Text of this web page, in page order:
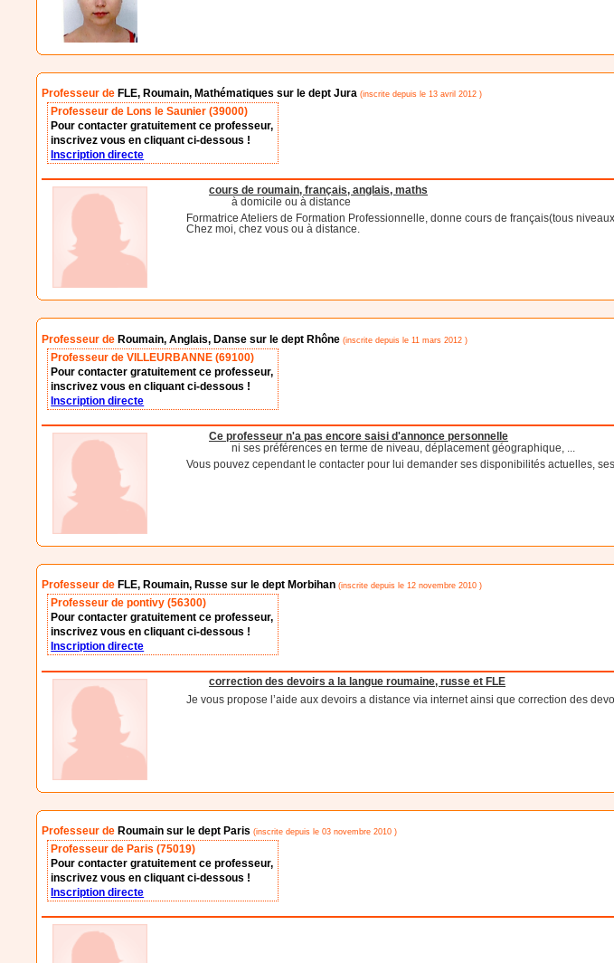
Professeur de FLE, Roumain, Mathématiques sur le dept Jura (inscrite depuis le 13 avril 2012 )
Professeur de Lons le Saunier (39000)
Pour contacter gratuitement ce professeur,
inscrivez vous en cliquant ci-dessous !
Inscription directe
cours de roumain, français, anglais, maths
à domicile ou à distance
Formatrice Ateliers de Formation Professionnelle, donne cours de français(tous
Chez moi, chez vous ou à distance.
Professeur deRoumain, Anglais, Danse sur le dept Rhône (inscrite depuis le 11 mars 2012 )
Professeur de VILLEURBANNE (69100)
Pour contacter gratuitement ce professeur,
inscrivez vous en cliquant ci-dessous !
Inscription directe
Ce professeur n'a pas encore saisi d'annonce personnelle
ni ses préférences en terme de niveau, déplacement géographique, ...
Vous pouvez cependant le contacter pour lui demander ses disponibilités actuelles,
Professeur de FLE, Roumain, Russe sur le dept Morbihan (inscrite depuis le 12 novembre 2010 )
Professeur de pontivy (56300)
Pour contacter gratuitement ce professeur,
inscrivez vous en cliquant ci-dessous !
Inscription directe
correction des devoirs a la langue roumaine, russe et FLE
Je vous propose l’aide aux devoirs a distance via internet ainsi que correction des
Professeur de Roumain sur le dept Paris (inscrite depuis le 03 novembre 2010 )
Professeur de Paris (75019)
Pour contacter gratuitement ce professeur,
inscrivez vous en cliquant ci-dessous !
Inscription directe